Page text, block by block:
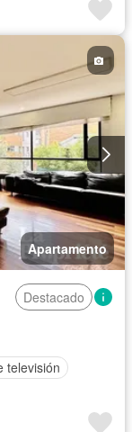
Apartamento
Destacado
televisión